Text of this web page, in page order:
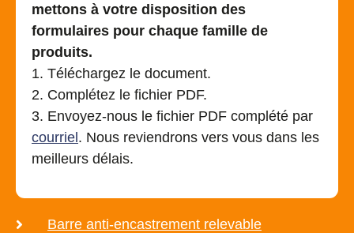
mettons à votre disposition des
formulaires pour chaque famille de
produits.
1. Téléchargez le document.
2. Complétez le fichier PDF.
3. Envoyez-nous le fichier PDF complété par
courriel. Nous reviendrons vers vous dans les
meilleurs délais.
Barre anti-encastrement relevable